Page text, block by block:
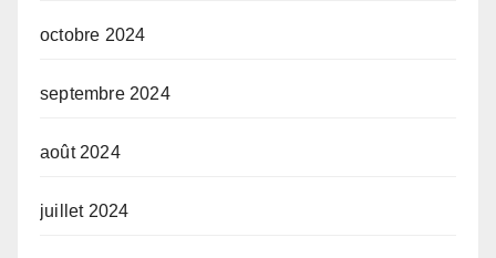
octobre 2024
septembre 2024
août 2024
juillet 2024